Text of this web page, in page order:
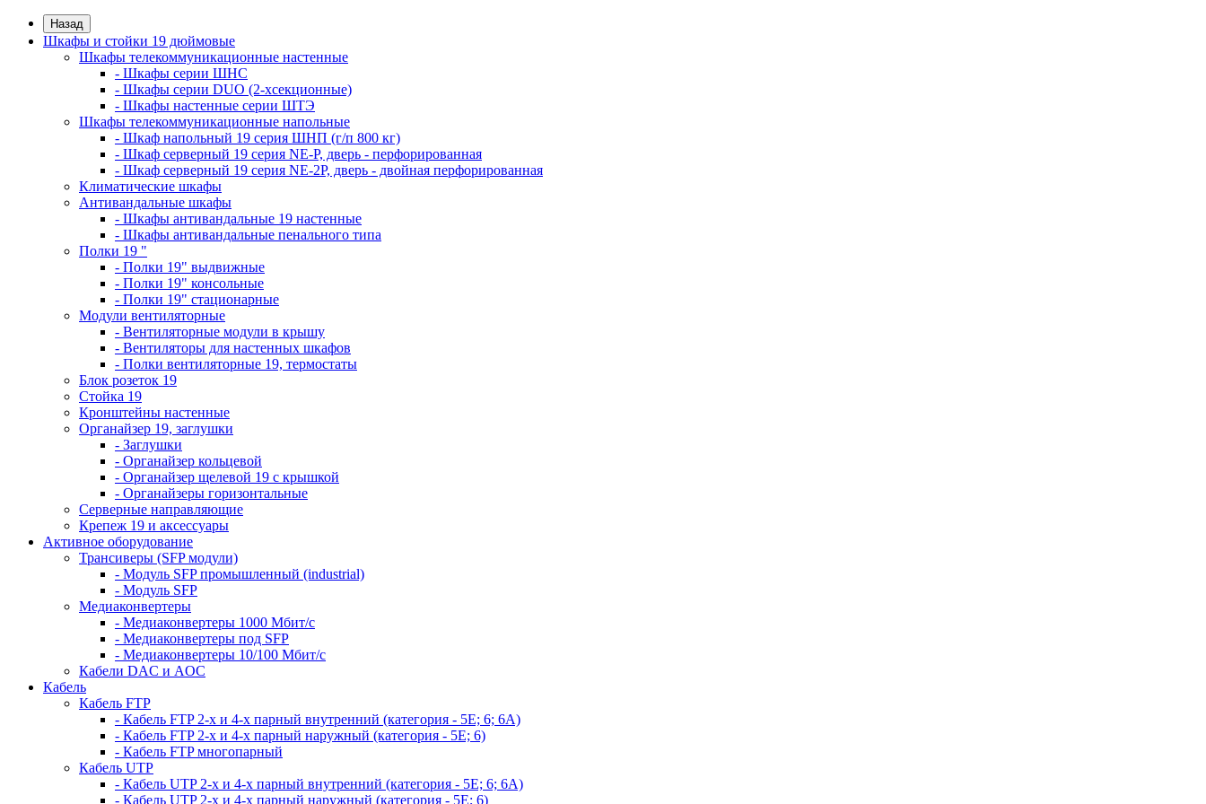
Назад
Шкафы и стойки 19 дюймовые
Шкафы телекоммуникационные настенные
- Шкафы серии ШНС
- Шкафы серии DUO (2-хсекционные)
- Шкафы настенные серии ШТЭ
Шкафы телекоммуникационные напольные
- Шкаф напольный 19 серия ШНП (г/п 800 кг)
- Шкаф серверный 19 серия NE-P, дверь - перфорированная
- Шкаф серверный 19 серия NE-2P, дверь - двойная перфорированная
Климатические шкафы
Антивандальные шкафы
- Шкафы антивандальные 19 настенные
- Шкафы антивандальные пенального типа
Полки 19 "
- Полки 19" выдвижные
- Полки 19" консольные
- Полки 19" стационарные
Модули вентиляторные
- Вентиляторные модули в крышу
- Вентиляторы для настенных шкафов
- Полки вентиляторные 19, термостаты
Блок розеток 19
Стойка 19
Кронштейны настенные
Органайзер 19, заглушки
- Заглушки
- Органайзер кольцевой
- Органайзер щелевой 19 с крышкой
- Органайзеры горизонтальные
Серверные направляющие
Крепеж 19 и аксессуары
Активное оборудование
Трансиверы (SFP модули)
- Модуль SFP промышленный (industrial)
- Модуль SFP
Медиаконвертеры
- Медиаконвертеры 1000 Мбит/с
- Медиаконвертеры под SFP
- Медиаконвертеры 10/100 Мбит/с
Кабели DAC и AOC
Кабель
Кабель FTP
- Кабель FTP 2-х и 4-х парный внутренний (категория - 5Е; 6; 6А)
- Кабель FTP 2-х и 4-х парный наружный (категория - 5Е; 6)
- Кабель FTP многопарный
Кабель UTP
- Кабель UTP 2-х и 4-х парный внутренний (категория - 5Е; 6; 6А)
- Кабель UTP 2-х и 4-х парный наружный (категория - 5Е; 6)